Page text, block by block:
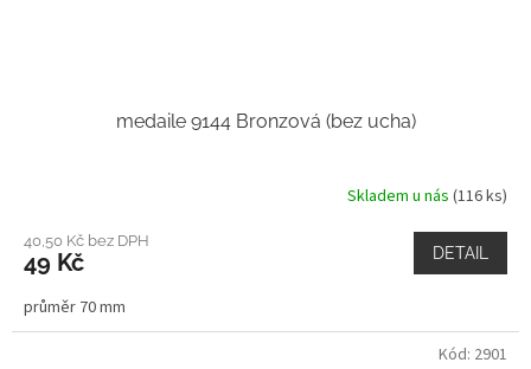
medaile 9144 Bronzová (bez ucha)
Skladem u nás (116 ks)
40,50 Kč bez DPH
49 Kč DETAIL
průměr 70 mm
Kód: 2901